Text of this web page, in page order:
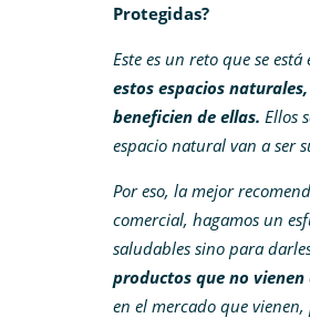
Protegidas?
Este es un reto que se
estos espacios
beneficien de ellas. Ellos
espacio natural van a ser
Por eso, la mejor
comercial, hagamos un
saludables sino para
productos que no vienen
en el mercado que